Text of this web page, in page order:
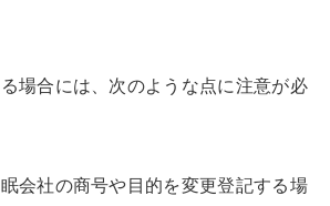
場合には、次のような点に注意が必
社の商号や目的を変更登記する場